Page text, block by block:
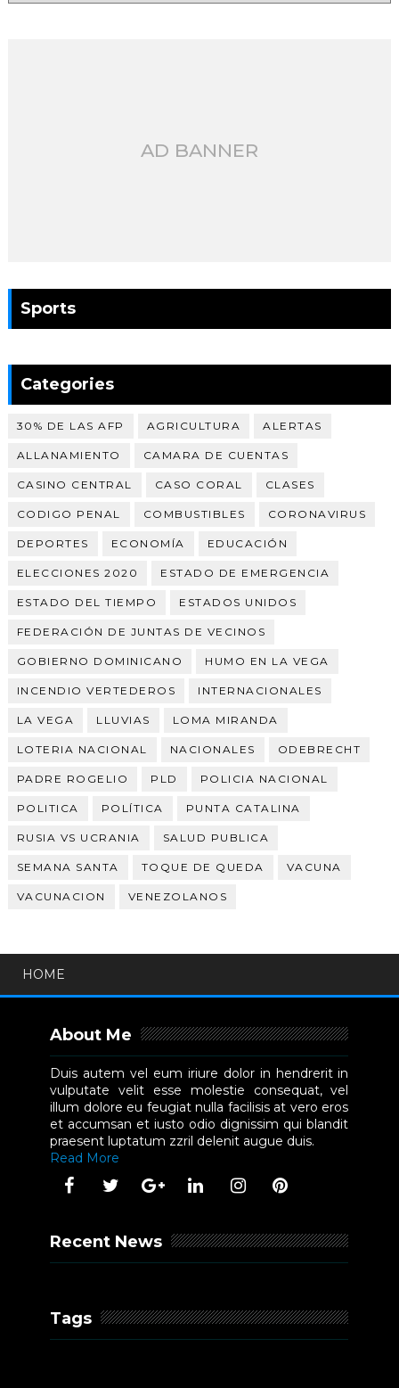
AD BANNER
Sports
Categories
30% DE LAS AFP AGRICULTURA ALERTAS
ALLANAMIENTO CAMARA DE CUENTAS
CASINO CENTRAL CASO CORAL CLASES
CODIGO PENAL COMBUSTIBLES CORONAVIRUS
DEPORTES ECONOMÍA EDUCACIÓN
ELECCIONES 2020 ESTADO DE EMERGENCIA
ESTADO DEL TIEMPO ESTADOS UNIDOS
FEDERACIÓN DE JUNTAS DE VECINOS
GOBIERNO DOMINICANO HUMO EN LA VEGA
INCENDIO VERTEDEROS INTERNACIONALES
LA VEGA LLUVIAS LOMA MIRANDA
LOTERIA NACIONAL NACIONALES ODEBRECHT
PADRE ROGELIO PLD POLICIA NACIONAL
POLITICA POLÍTICA PUNTA CATALINA
RUSIA VS UCRANIA SALUD PUBLICA
SEMANA SANTA TOQUE DE QUEDA VACUNA
VACUNACION VENEZOLANOS
HOME
About Me
Duis autem vel eum iriure dolor in hendrerit in
vulputate velit esse molestie consequat, vel
illum dolore eu feugiat nulla facilisis at vero eros
et accumsan et iusto odio dignissim qui blandit
praesent luptatum zzril delenit augue duis.
Read More
Recent News
Tags